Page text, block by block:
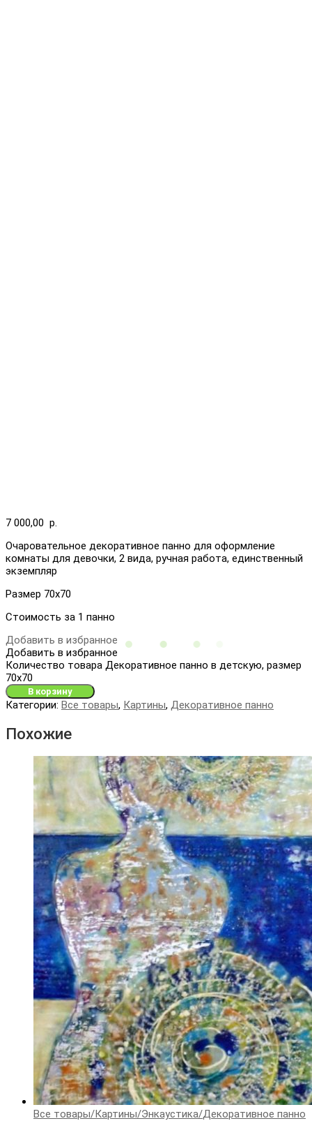
7 000,00 р.
Очаровательное декоративное панно для оформление
комнаты для девочки, 2 вида, ручная работа, единственный
экземпляр
Размер 70х70
Стоимость за 1 панно
Добавить в избранное
Добавить в избранное
Количество товара Декоративное панно в детскую, размер
70х70
В корзину
Категории: Все товары, Картины, Декоративное панно
Похожие
Все товары/Картины/Энкаустика/Декоративное панно